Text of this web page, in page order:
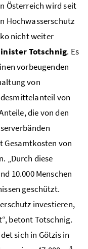
Österreich wird seit
Hochwasserschutz
nicht weiter
Totschnig. Es
vorbeugenden
von
von
die von den
Gesamtkosten von
„Durch diese
10.000 Menschen
geschützt.
investieren,
betont Totschnig.
sich in Götzis in